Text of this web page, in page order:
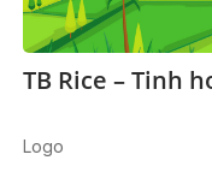
TB Rice – Tinh
Logo